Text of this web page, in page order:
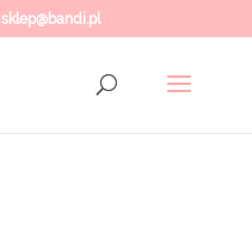
sklep@bandi.pl